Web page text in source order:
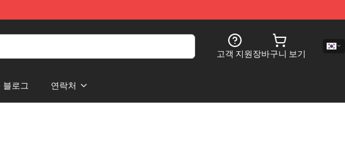
고객 지원장바구니 보기
블로그 연락처